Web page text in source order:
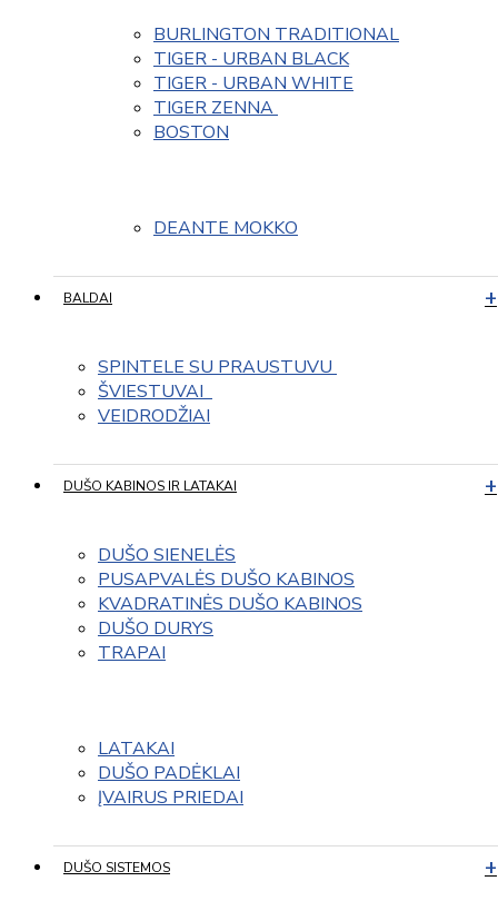
BURLINGTON TRADITIONAL
TIGER - URBAN BLACK
TIGER - URBAN WHITE
TIGER ZENNA
BOSTON
DEANTE MOKKO
BALDAI
SPINTELE SU PRAUSTUVU
ŠVIESTUVAI
VEIDRODŽIAI
DUŠO KABINOS IR LATAKAI
DUŠO SIENELĖS
PUSAPVALĖS DUŠO KABINOS
KVADRATINĖS DUŠO KABINOS
DUŠO DURYS
TRAPAI
LATAKAI
DUŠO PADĖKLAI
ĮVAIRUS PRIEDAI
DUŠO SISTEMOS